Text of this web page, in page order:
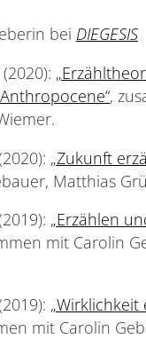
bei DIEGESIS
,
„Zukunft
Matthias
„Erzählen
mit Carolin
mit Carolin